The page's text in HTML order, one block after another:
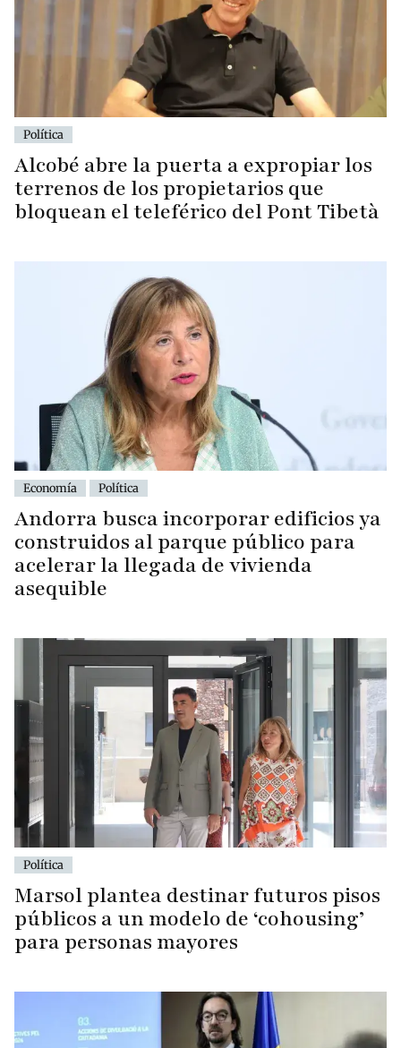
Política
Alcobé abre la puerta a expropiar los
terrenos de los propietarios que
bloquean el teleférico del Pont Tibetà
Economía Política
Andorra busca incorporar edificios ya
construidos al parque público para
acelerar la llegada de vivienda
asequible
Política
Marsol plantea destinar futuros pisos
públicos a un modelo de ‘cohousing’
para personas mayores